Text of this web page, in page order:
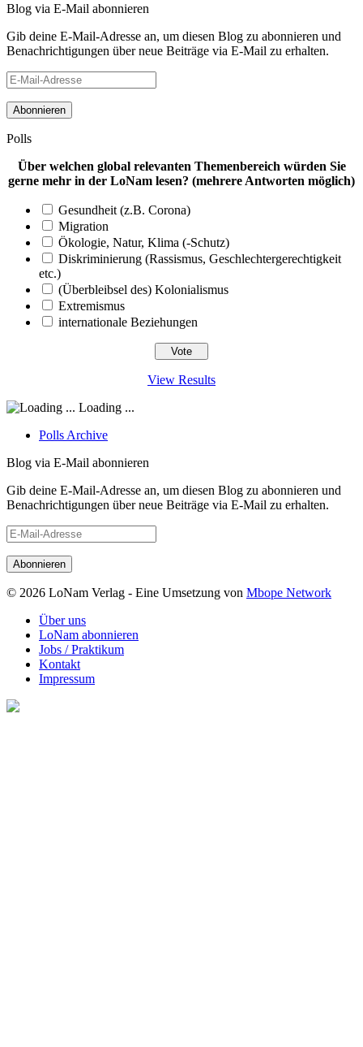
Blog via E-Mail abonnieren
Gib deine E-Mail-Adresse an, um diesen Blog zu abonnieren und
Benachrichtigungen über neue Beiträge via E-Mail zu erhalten.
E-
Mail-
Adresse
Polls
Über welchen global relevanten Themenbereich würden Sie
gerne mehr in der LoNam lesen? (mehrere Antworten möglich)
Gesundheit (z.B. Corona)
Migration
Ökologie, Natur, Klima (-Schutz)
Diskriminierung (Rassismus, Geschlechtergerechtigkeit
etc.)
(Überbleibsel des) Kolonialismus
Extremismus
internationale Beziehungen
View Results
Loading ...
Polls Archive
Blog via E-Mail abonnieren
Gib deine E-Mail-Adresse an, um diesen Blog zu abonnieren und
Benachrichtigungen über neue Beiträge via E-Mail zu erhalten.
E-
Mail-
Adresse
© 2026 LoNam Verlag - Eine Umsetzung von Mbope Network
Über uns
LoNam abonnieren
Jobs / Praktikum
Kontakt
Impressum